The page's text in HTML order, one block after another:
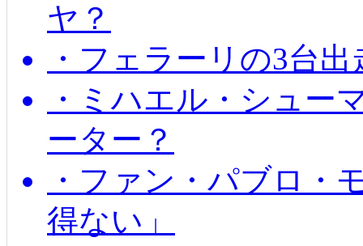
ヤ？
・フェラーリの3台
・ミハエル・シュー
ーター？
・ファン・パブロ・
得ない」